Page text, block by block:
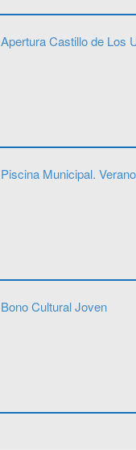
Apertura Castillo de Los
Piscina Municipal.
Bono Cultural Joven